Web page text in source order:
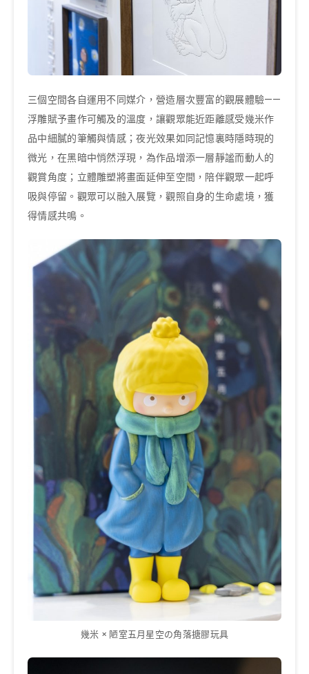
三個空間各自運用不同媒介，營造層次豐富的觀展體驗——
浮雕賦予畫作可觸及的溫度，讓觀眾能近距離感受幾米作
品中細膩的筆觸與情感；夜光效果如同記憶裏時隱時現的
微光，在黑暗中悄然浮現，為作品增添一層靜謐而動人的
觀賞角度；立體雕塑將畫面延伸至空間，陪伴觀眾一起呼
吸與停留。觀眾可以融入展覽，觀照自身的生命處境，獲
得情感共鳴。
幾米 × 陋室五月星空の角落搪膠玩具